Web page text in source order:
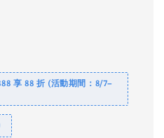
享 88 折 (活動期間：8/7–